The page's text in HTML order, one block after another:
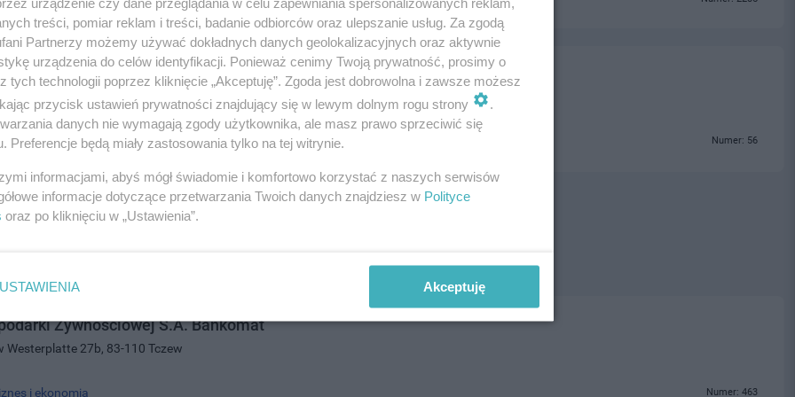
Akcyjna Oddział w Tczewie
83-110 Tczew
i ekonomia Numer: 56
Żywnościowej S.A. Bankomat
Westerplatte 27b, 83-110 Tczew
i ekonomia Numer: 463
treści, pomiar reklam i treści, badanie odbiorców oraz ulepszanie usług. Za zgodą
Partnerzy możemy używać dokładnych danych geolokalizacyjnych oraz aktywnie
urządzenia do celów identyfikacji. Ponieważ cenimy Twoją prywatność, prosimy o
tych technologii poprzez kliknięcie „Akceptuję”. Zgoda jest dobrowolna i zawsze możesz
przycisk ustawień prywatności znajdujący się w lewym dolnym rogu strony
.
danych nie wymagają zgody użytkownika, ale masz prawo sprzeciwić się
Preferencje będą miały zastosowania tylko na tej witrynie.
informacjami, abyś mógł świadomie i komfortowo korzystać z naszych serwisów
informacje dotyczące przetwarzania Twoich danych znajdziesz w Polityce
oraz po kliknięciu w „Ustawienia”.
USTAWIENIA Akceptuję